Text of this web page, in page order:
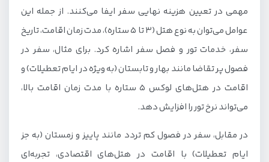
مهمی در تعیین هزینه نهایی سفر ایفا می‌کنند. از جمله این
عوامل می‌توان به نوع هتل (3 تا 5 ستاره)، مدت زمان اقامت، تاریخ
سفر، خدمات تور و فصل سفر اشاره کرد. برای مثال، سفر در
فصول پر تقاضا مانند بهار و تابستان (به ویژه در ایام تعطیلات) و
اقامت در هتل‌های لوکس 5 ستاره با مدت زمان اقامت بالا،
می‌تواند نرخ تور را افزایش دهد.
در مقابل، سفر در فصول کم تردد مانند پاییز و زمستان (به جز
ایام تعطیلات) با اقامت در هتل‌های اقتصادی، تجربه‌ای